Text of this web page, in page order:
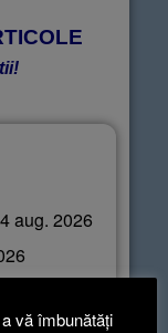
4 aug. 2026
2026
vă îmbunătăți